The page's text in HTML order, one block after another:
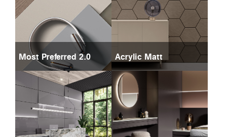
Most Preferred 2.0 Acrylic Matt